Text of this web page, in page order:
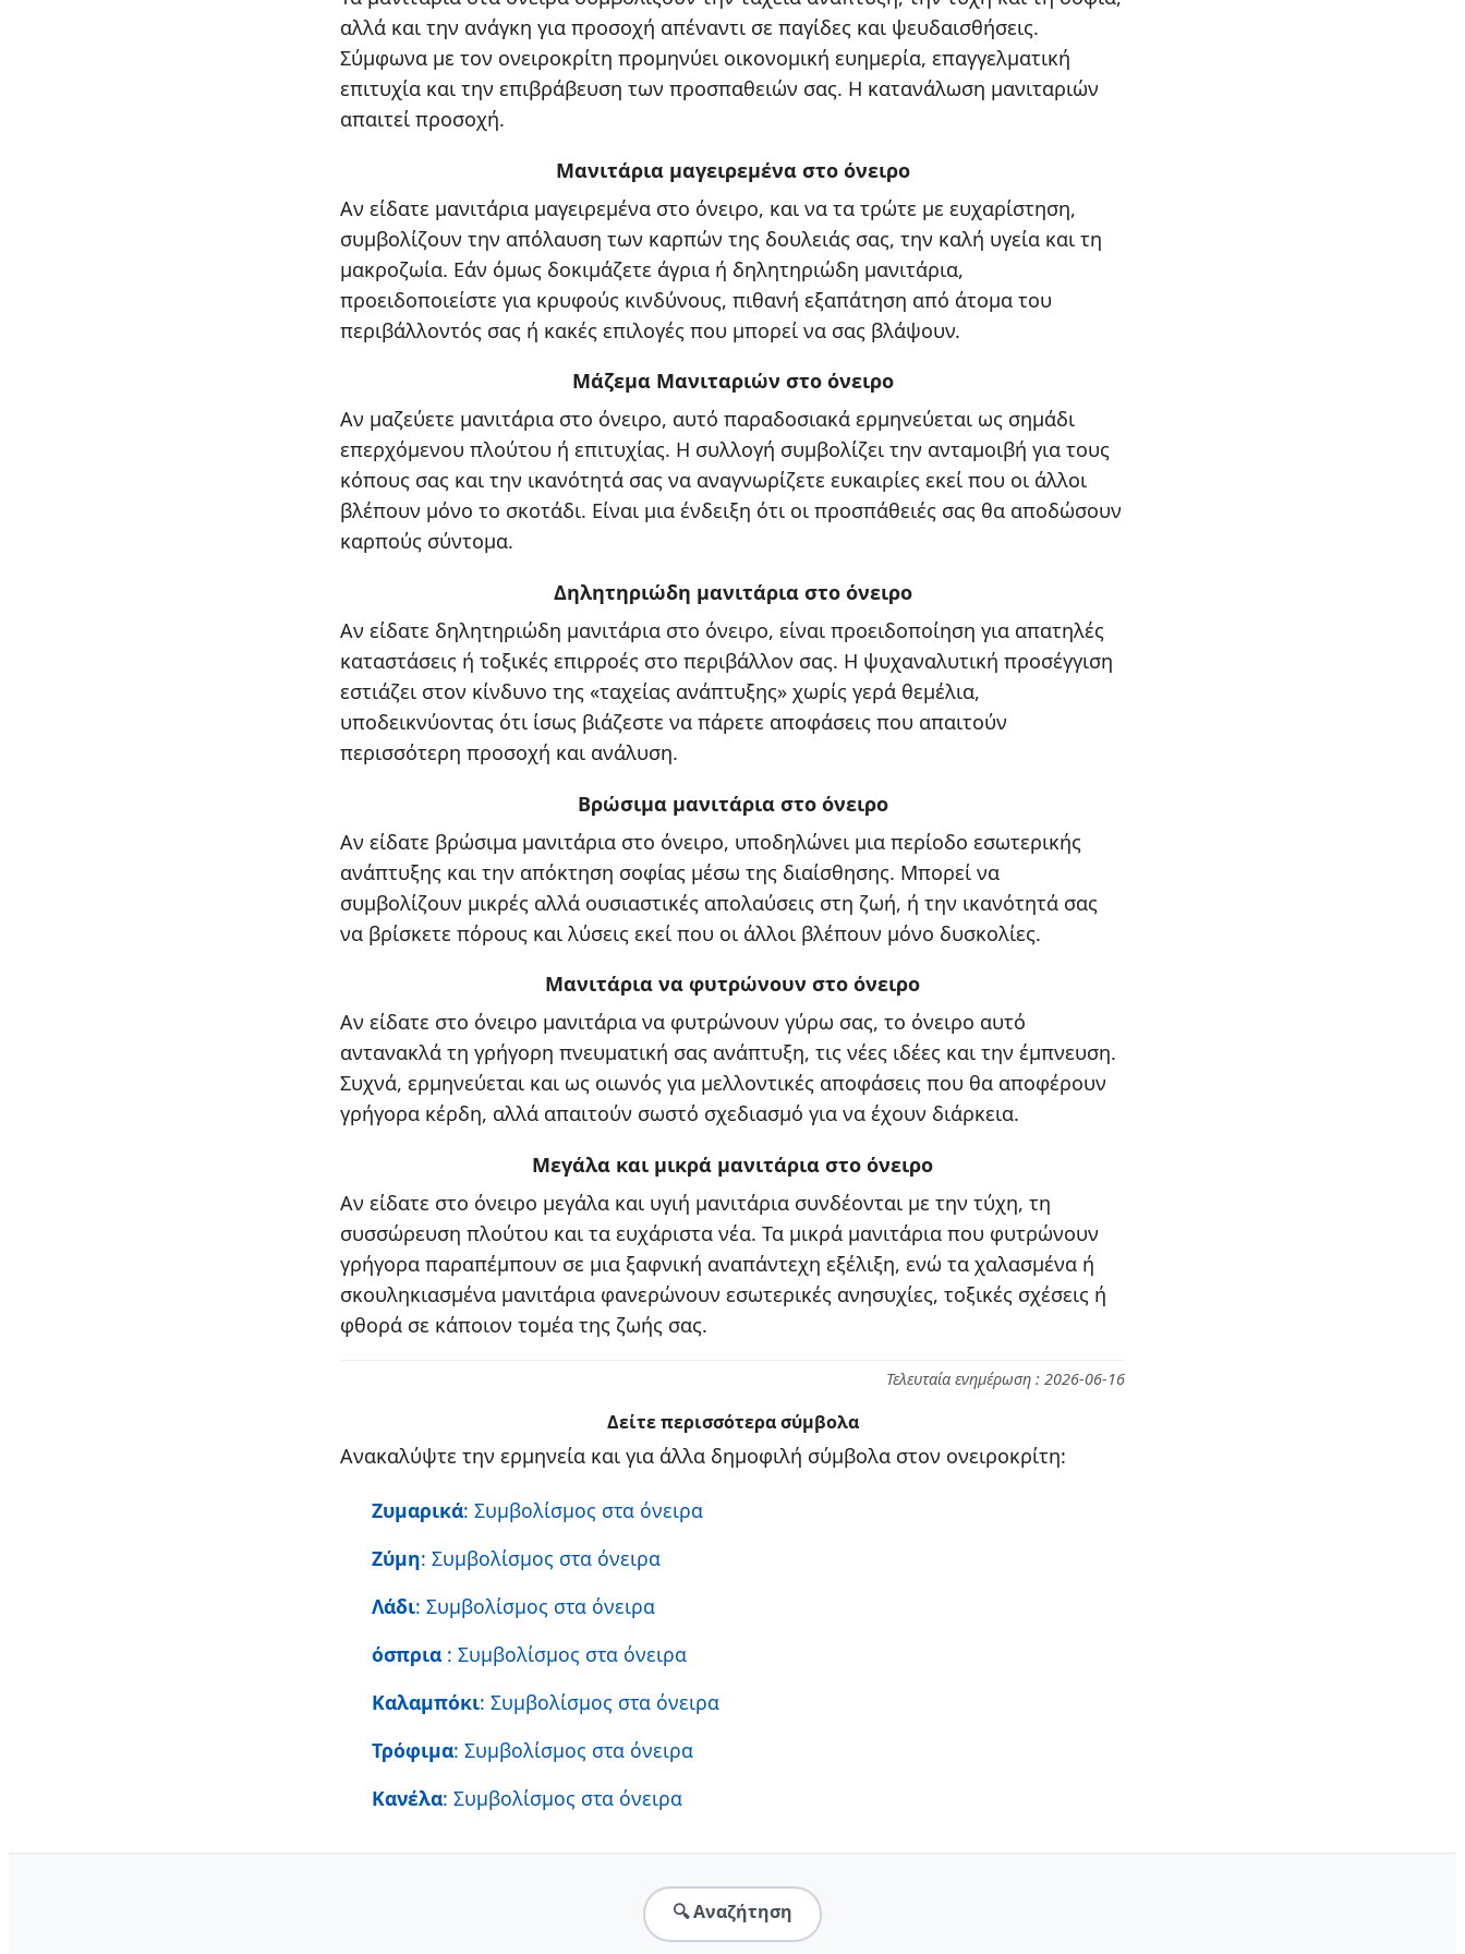
αλλά και την ανάγκη για προσοχή απέναντι σε παγίδες και ψευδαισθήσεις.
Σύμφωνα με τον ονειροκρίτη προμηνύει οικονομική ευημερία, επαγγελματική
επιτυχία και την επιβράβευση των προσπαθειών σας. Η κατανάλωση μανιταριών
απαιτεί προσοχή.
Μανιτάρια μαγειρεμένα στο όνειρο
Αν είδατε μανιτάρια μαγειρεμένα στο όνειρο, και να τα τρώτε με ευχαρίστηση,
συμβολίζουν την απόλαυση των καρπών της δουλειάς σας, την καλή υγεία και τη
μακροζωία. Εάν όμως δοκιμάζετε άγρια ή δηλητηριώδη μανιτάρια,
προειδοποιείστε για κρυφούς κινδύνους, πιθανή εξαπάτηση από άτομα του
περιβάλλοντός σας ή κακές επιλογές που μπορεί να σας βλάψουν.
Μάζεμα Μανιταριών στο όνειρο
Αν μαζεύετε μανιτάρια στο όνειρο, αυτό παραδοσιακά ερμηνεύεται ως σημάδι
επερχόμενου πλούτου ή επιτυχίας. Η συλλογή συμβολίζει την ανταμοιβή για τους
κόπους σας και την ικανότητά σας να αναγνωρίζετε ευκαιρίες εκεί που οι άλλοι
βλέπουν μόνο το σκοτάδι. Είναι μια ένδειξη ότι οι προσπάθειές σας θα αποδώσουν
καρπούς σύντομα.
Δηλητηριώδη μανιτάρια στο όνειρο
Αν είδατε δηλητηριώδη μανιτάρια στο όνειρο, είναι προειδοποίηση για απατηλές
καταστάσεις ή τοξικές επιρροές στο περιβάλλον σας. Η ψυχαναλυτική προσέγγιση
εστιάζει στον κίνδυνο της «ταχείας ανάπτυξης» χωρίς γερά θεμέλια,
υποδεικνύοντας ότι ίσως βιάζεστε να πάρετε αποφάσεις που απαιτούν
περισσότερη προσοχή και ανάλυση.
Βρώσιμα μανιτάρια στο όνειρο
Αν είδατε βρώσιμα μανιτάρια στο όνειρο, υποδηλώνει μια περίοδο εσωτερικής
ανάπτυξης και την απόκτηση σοφίας μέσω της διαίσθησης. Μπορεί να
συμβολίζουν μικρές αλλά ουσιαστικές απολαύσεις στη ζωή, ή την ικανότητά σας
να βρίσκετε πόρους και λύσεις εκεί που οι άλλοι βλέπουν μόνο δυσκολίες.
Μανιτάρια να φυτρώνουν στο όνειρο
Αν είδατε στο όνειρο μανιτάρια να φυτρώνουν γύρω σας, το όνειρο αυτό
αντανακλά τη γρήγορη πνευματική σας ανάπτυξη, τις νέες ιδέες και την έμπνευση.
Συχνά, ερμηνεύεται και ως οιωνός για μελλοντικές αποφάσεις που θα αποφέρουν
γρήγορα κέρδη, αλλά απαιτούν σωστό σχεδιασμό για να έχουν διάρκεια.
Μεγάλα και μικρά μανιτάρια στο όνειρο
Αν είδατε στο όνειρο μεγάλα και υγιή μανιτάρια συνδέονται με την τύχη, τη
συσσώρευση πλούτου και τα ευχάριστα νέα. Τα μικρά μανιτάρια που φυτρώνουν
γρήγορα παραπέμπουν σε μια ξαφνική αναπάντεχη εξέλιξη, ενώ τα χαλασμένα ή
σκουληκιασμένα μανιτάρια φανερώνουν εσωτερικές ανησυχίες, τοξικές σχέσεις ή
φθορά σε κάποιον τομέα της ζωής σας.
Τελευταία ενημέρωση : 2026-06-16
Δείτε περισσότερα σύμβολα
Ανακαλύψτε την ερμηνεία και για άλλα δημοφιλή σύμβολα στον ονειροκρίτη:
Ζυμαρικά: Συμβολίσμος στα όνειρα
Ζύμη: Συμβολίσμος στα όνειρα
Λάδι: Συμβολίσμος στα όνειρα
όσπρια : Συμβολίσμος στα όνειρα
Καλαμπόκι: Συμβολίσμος στα όνειρα
Τρόφιμα: Συμβολίσμος στα όνειρα
Κανέλα: Συμβολίσμος στα όνειρα
🔍 Αναζήτηση